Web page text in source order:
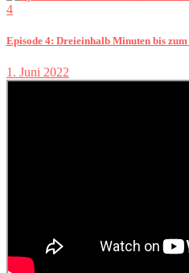
4
Episode 4: Dreieinhalb Minuten bis
1. Juni 2022